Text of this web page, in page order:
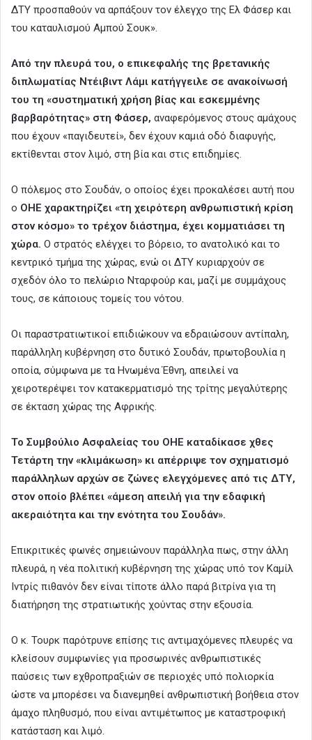
ΔΤΥ προσπαθούν να αρπάξουν τον έλεγχο της Ελ Φάσερ και
του καταυλισμού Αμπού Σουκ».
Από την πλευρά του, ο επικεφαλής της βρετανικής
διπλωματίας Ντέιβιντ Λάμι κατήγγειλε σε ανακοίνωσή
του τη «συστηματική χρήση βίας και εσκεμμένης
βαρβαρότητας» στη Φάσερ, αναφερόμενος στους αμάχους
που έχουν «παγιδευτεί», δεν έχουν καμιά οδό διαφυγής,
εκτίθενται στον λιμό, στη βία και στις επιδημίες.
Ο πόλεμος στο Σουδάν, ο οποίος έχει προκαλέσει αυτή που
ο ΟΗΕ χαρακτηρίζει «τη χειρότερη ανθρωπιστική κρίση
στον κόσμο» το τρέχον διάστημα, έχει κομματιάσει τη
χώρα. Ο στρατός ελέγχει το βόρειο, το ανατολικό και το
κεντρικό τμήμα της χώρας, ενώ οι ΔΤΥ κυριαρχούν σε
σχεδόν όλο το πελώριο Νταρφούρ και, μαζί με συμμάχους
τους, σε κάποιους τομείς του νότου.
Οι παραστρατιωτικοί επιδιώκουν να εδραιώσουν αντίπαλη,
παράλληλη κυβέρνηση στο δυτικό Σουδάν, πρωτοβουλία η
οποία, σύμφωνα με τα Ηνωμένα Έθνη, απειλεί να
χειροτερέψει τον κατακερματισμό της τρίτης μεγαλύτερης
σε έκταση χώρας της Αφρικής.
Το Συμβούλιο Ασφαλείας του ΟΗΕ καταδίκασε χθες
Τετάρτη την «κλιμάκωση» κι απέρριψε τον σχηματισμό
παράλληλων αρχών σε ζώνες ελεγχόμενες από τις ΔΤΥ,
στον οποίο βλέπει «άμεση απειλή για την εδαφική
ακεραιότητα και την ενότητα του Σουδάν».
Επικριτικές φωνές σημειώνουν παράλληλα πως, στην άλλη
πλευρά, η νέα πολιτική κυβέρνηση της χώρας υπό τον Καμίλ
Ιντρίς πιθανόν δεν είναι τίποτε άλλο παρά βιτρίνα για τη
διατήρηση της στρατιωτικής χούντας στην εξουσία.
Ο κ. Τουρκ παρότρυνε επίσης τις αντιμαχόμενες πλευρές να
κλείσουν συμφωνίες για προσωρινές ανθρωπιστικές
παύσεις των εχθροπραξιών σε περιοχές υπό πολιορκία
ώστε να μπορέσει να διανεμηθεί ανθρωπιστική βοήθεια στον
άμαχο πληθυσμό, που είναι αντιμέτωπος με καταστροφική
κατάσταση και λιμό.